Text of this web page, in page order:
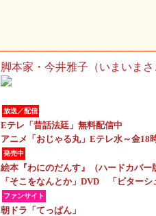
脚本家・今井雅子（いまいまさ
放送／配信
Eテレ「昔話法廷」無料配信中
アニメ「おじゃる丸」Eテレ水～金18
発売中
絵本『わにのだんす』（ハードカバー
「そこをなんとか」DVD
「ビター
ファンサイト
朝ドラ「てっぱん」